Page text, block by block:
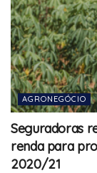
AGRONEGÓCIO
Seguradoras
renda para
2020/21